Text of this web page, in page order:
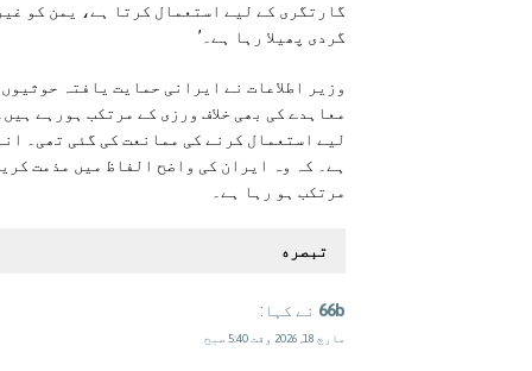
گارتگری کے لیے استعمال کرتا ہے، یمن کو
گردی پھیلا رہا ہے۔’
معاہدے کی بھی خلاف ورزی کے مرتکب ہورہے
لیے استعمال کرنے کی ممانعت کی گئی تھی۔
ہے۔ کہ وہ ایران کی واضح الفاظ میں مذمت
مرتکب ہو رہا ہے۔
تبصره
66b نے کہا:
مارچ 18, 2026 وقت 5:40 صبح